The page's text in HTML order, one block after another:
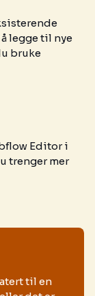
legge til nye
bruke
Editor i
trenger mer
til en